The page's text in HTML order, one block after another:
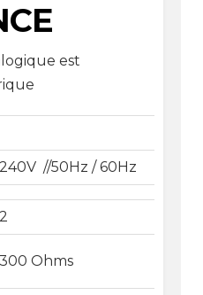
est
//50Hz / 60Hz
2
300 Ohms